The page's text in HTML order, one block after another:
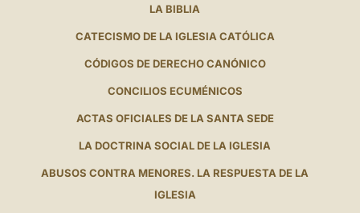
LA BIBLIA
CATECISMO DE LA IGLESIA CATÓLICA
CÓDIGOS DE DERECHO CANÓNICO
CONCILIOS ECUMÉNICOS
ACTAS OFICIALES DE LA SANTA SEDE
LA DOCTRINA SOCIAL DE LA IGLESIA
ABUSOS CONTRA MENORES. LA RESPUESTA DE LA
IGLESIA